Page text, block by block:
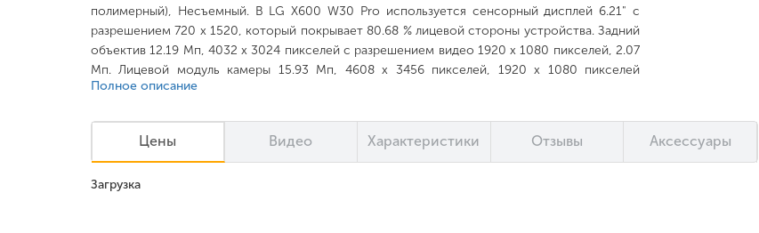
полимерный), Несъемный. В LG X600 W30 Pro используется сенсорный дисплей 6.21" с
разрешением 720 x 1520, который покрывает 80.68 % лицевой стороны устройства. Задний
объектив 12.19 Мп, 4032 x 3024 пикселей с разрешением видео 1920 x 1080 пикселей, 2.07
Мп. Лицевой модуль камеры 15.93 Мп, 4608 x 3456 пикселей, 1920 x 1080 пикселей
помещается в «челке» дисплея. Функционирует мобильный на CPU Qualcomm Snapdragon
оперативной памяти 4 ГБ. Ёмкость встроенного запоминающего устройства 64 ГБ,
увеличивается с помощью «флешки» microSD, microSDHC, microSDXC. Коммуникатор
работает на мобильный платформе Android 9.0 Pie.
Полное описание
Цены Видео Характеристики Отзывы Аксессуары
Загрузка